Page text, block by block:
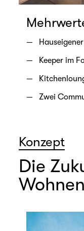
Keeper im
Zwei
Konzept
Die